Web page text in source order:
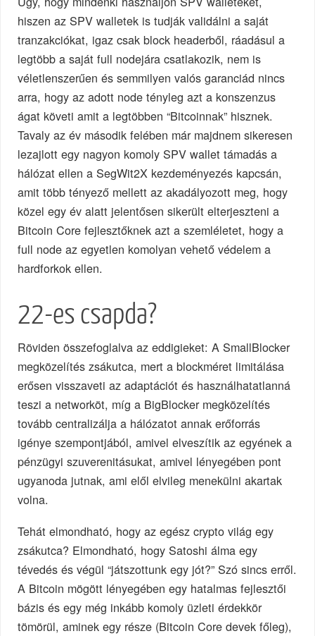
hiszen az SPV walletek is tudják validálni a saját
tranzakciókat, igaz csak block headerből, ráadásul a
legtöbb a saját full nodejára csatlakozik, nem is
véletlenszerűen és semmilyen valós garanciád nincs
arra, hogy az adott node tényleg azt a konszenzus
ágat követi amit a legtöbben “Bitcoinnak” hisznek.
Tavaly az év második felében már majdnem sikeresen
lezajlott egy nagyon komoly SPV wallet támadás a
hálózat ellen a SegWit2X kezdeményezés kapcsán,
amit több tényező mellett az akadályozott meg, hogy
közel egy év alatt jelentősen sikerült elterjeszteni a
Bitcoin Core fejlesztőknek azt a szemléletet, hogy a
full node az egyetlen komolyan vehető védelem a
hardforkok ellen.
22-es csapda?
Röviden összefoglalva az eddigieket: A SmallBlocker
megközelítés zsákutca, mert a blockméret limitálása
erősen visszaveti az adaptációt és használhatatlanná
teszi a networköt, míg a BigBlocker megközelítés
tovább centralizálja a hálózatot annak erőforrás
igénye szempontjából, amivel elveszítik az egyének a
pénzügyi szuverenitásukat, amivel lényegében pont
ugyanoda jutnak, ami elől elvileg menekülni akartak
volna.
Tehát elmondható, hogy az egész crypto világ egy
zsákutca? Elmondható, hogy Satoshi álma egy
tévedés és végül “játszottunk egy jót?” Szó sincs erről.
A Bitcoin mögött lényegében egy hatalmas fejlesztői
bázis és egy még inkább komoly üzleti érdekkör
tömörül, aminek egy része (Bitcoin Core devek főleg),